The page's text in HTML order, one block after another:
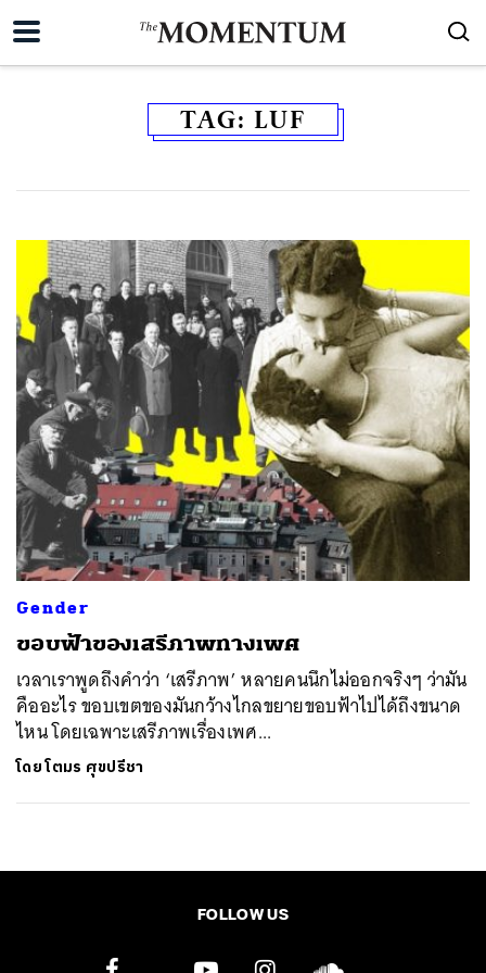
TAG: LUF
Gender
ขอบฟ้าของเสรีภาพทางเพศ
เวลาเราพูดถึงคำว่า ‘เสรีภาพ’ หลายคนนึกไม่ออกจริงๆ ว่ามัน
คืออะไร ขอบเขตของมันกว้างไกลขยายขอบฟ้าไปได้ถึงขนาด
ไหน โดยเฉพาะเสรีภาพเรื่องเพศ...
โดยโตมร ศุขปรีชา
FOLLOW US
ค้นหา
SHARE TWEET LINE EMAIL